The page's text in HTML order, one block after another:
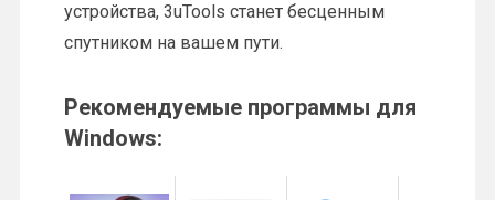
устройства, 3uTools станет бесценным
спутником на вашем пути.
Рекомендуемые программы для
Windows: